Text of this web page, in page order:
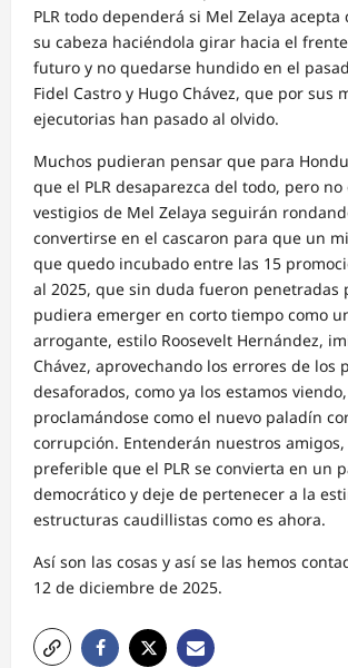
PLR todo dependerá si Mel Zelaya
su cabeza haciéndola girar hacia el
futuro y no quedarse hundido en el
Fidel Castro y Hugo Chávez, que por sus
ejecutorias han pasado al olvido.
Muchos pudieran pensar que para
que el PLR desaparezca del todo, pero
vestigios de Mel Zelaya seguirán
convertirse en el cascaron para que un
que quedo incubado entre las 15
al 2025, que sin duda fueron penetradas
pudiera emerger en corto tiempo como
arrogante, estilo Roosevelt Hernández,
Chávez, aprovechando los errores de los
desaforados, como ya los estamos viendo,
proclamándose como el nuevo paladín
corrupción. Entenderán nuestros
preferible que el PLR se convierta en un
democrático y deje de pertenecer a la
estructuras caudillistas como es ahora.
Así son las cosas y así se las hemos
12 de diciembre de 2025.